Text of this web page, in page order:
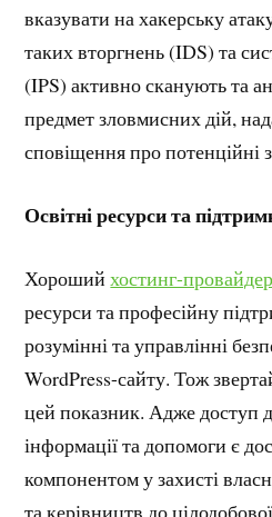
вказувати на хакерську
таких вторгнень (IDS) та
(IPS) активно сканують та
предмет зловмисних дій,
сповіщення про потенційні
Освітні ресурси та
Хорошийхостинг-провайдер
ресурси та професійну
розумінні та управлінні
WordPress-сайту. Тож
цей показник. Адже доступ
інформації та допомоги є
компонентом у захисті
та керівництв до